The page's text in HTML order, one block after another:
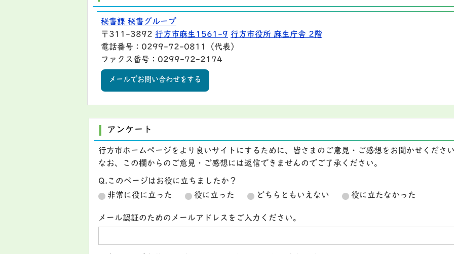
秘書課 秘書グループ
〒311-3892 行方市麻生1561-9 行方市役所 麻生庁舎 2階
電話番号：0299-72-0811（代表）
ファクス番号：0299-72-2174
メールでお問い合わせをする
アンケート
行方市ホームページをより良いサイトにするために、皆さまのご意見・ご感想をお聞かせくださ
なお、この欄からのご意見・ご感想には返信できませんのでご了承ください。
Q.このページはお役に立ちましたか？
非常に役に立った
役に立った どちらともいえない 役に立たなかった
メール認証のためのメールアドレスをご入力ください。